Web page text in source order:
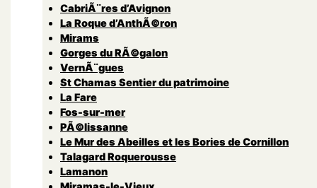
CabriÃ¨res d’Avignon
La Roque d’AnthÃ©ron
Mirams
Gorges du RÃ©galon
VernÃ¨gues
St Chamas Sentier du patrimoine
La Fare
Fos-sur-mer
PÃ©lissanne
Le Mur des Abeilles et les Bories de Cornillon
Talagard Roquerousse
Lamanon